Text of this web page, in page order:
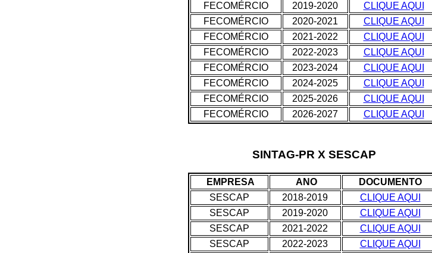
FECOMÉRCIO
2019-2020
CLIQUE AQUI
FECOMÉRCIO
2020-2021
CLIQUE AQUI
FECOMÉRCIO
2021-2022
CLIQUE AQUI
FECOMÉRCIO
2022-2023
CLIQUE AQUI
FECOMÉRCIO
2023-2024
CLIQUE AQUI
FECOMÉRCIO
2024-2025
CLIQUE AQUI
FECOMÉRCIO
2025-2026
CLIQUE AQUI
FECOMÉRCIO
2026-2027 CLIQUE AQUI
SINTAG-PR X SESCAP
EMPRESA ANO
DOCUMENTO
SESCAP
2018-2019
CLIQUE AQUI
SESCAP
2019-2020
CLIQUE AQUI
SESCAP
2021-2022
CLIQUE AQUI
SESCAP
2022-2023
CLIQUE AQUI